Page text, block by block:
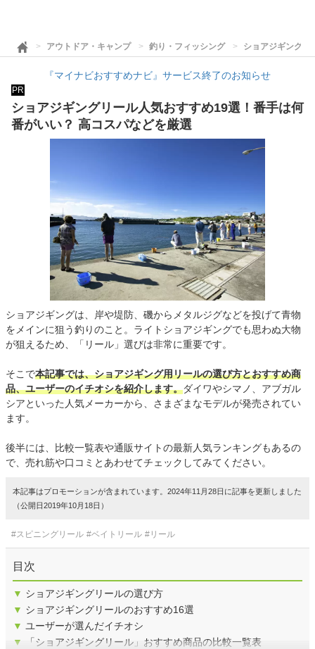
アウトドア・キャンプ 釣り・フィッシング ショアジギングリ
『マイナビおすすめナビ』サービス終了のお知らせ
PR
ショアジギングリール人気おすすめ19選！番手は何
番がいい？ 高コスパなどを厳選
ショアジギングは、岸や堤防、磯からメタルジグなどを投げて青物
をメインに狙う釣りのこと。ライトショアジギングでも思わぬ大物
が狙えるため、「リール」選びは非常に重要です。
そこで本記事では、ショアジギング用リールの選び方とおすすめ商
品、ユーザーのイチオシを紹介します。ダイワやシマノ、アブガル
シアといった人気メーカーから、さまざまなモデルが発売されてい
ます。
後半には、比較一覧表や通販サイトの最新人気ランキングもあるの
で、売れ筋や口コミとあわせてチェックしてみてください。
本記事はプロモーションが含まれています。2024年11月28日に記事を更新しました
（公開日2019年10月18日）
#スピニングリール #ベイトリール #リール
目次
▼ ショアジギングリールの選び方
▼ ショアジギングリールのおすすめ16選
▼ ユーザーが選んだイチオシ
▼
「ショアジギングリール」おすすめ商品の比較一覧表